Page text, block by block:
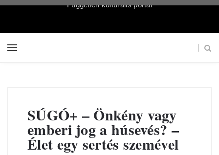
Független kulturális portál
SÚGÓ+ – Önkény vagy
emberi jog a húsevés? –
Élet egy sertés szemével